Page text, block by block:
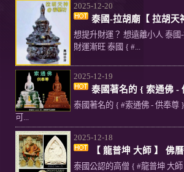
2025-12-20
泰國-拉胡廟【 拉胡天
想提升財運？ 想遠離小人 泰
財運漸旺 泰國 { #...
2025-12-19
泰國著名的 { 索通佛 -
泰國著名的 { #索通佛 - 供奉尊
可...
2025-12-18
【 龍普坤 大師 】 佛
泰國公認的高僧 { #龍普坤 大